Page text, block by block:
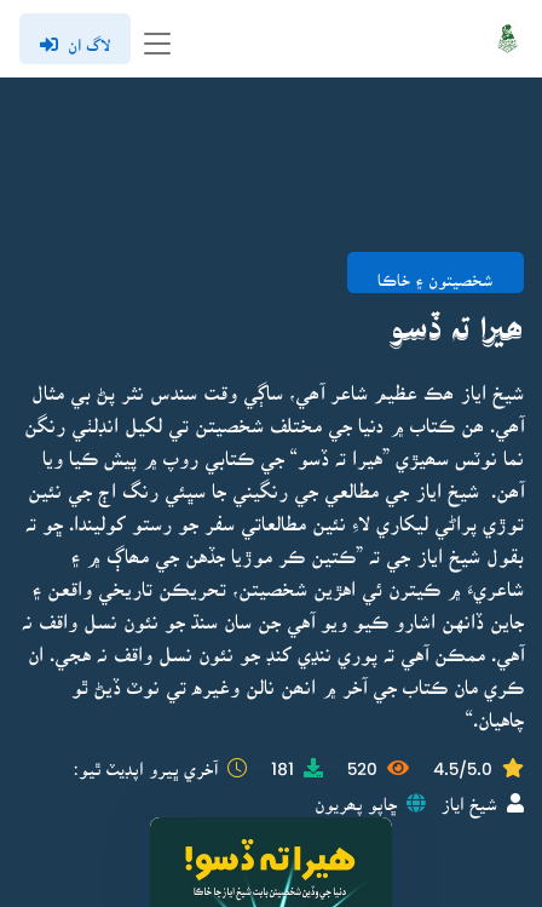
لاگ ان
شخصيتون ۽ خاڪا
ھيرا تہ ڏسو
شيخ اياز ھڪ عظيم شاعر آھي، ساڳي وقت سندس نثر پڻ بي مثال
آھي. ھن ڪتاب ۾ دنيا جي مختلف شخصيتن تي لکيل انڊلٺي رنگن
نما نوٽس سھيڙي ”هيرا تہ ڏسو“ جي ڪتابي روپ ۾ پيش ڪيا ويا
آھن. شيخ اياز جي مطالعي جي رنگيني جا سڀئي رنگ اڄ جي نئين
توڙي پراڻي ليکاري لاءِ نئين مطالعاتي سفر جو رستو کوليندا. ڇو تہ
بقول شيخ اياز جي تہ ”ڪتين ڪر موڙيا جڏهن جي مھاڳ ۾ ۽
شاعريءَ ۾ ڪيترن ئي اهڙين شخصيتن، تحريڪن تاريخي واقعن ۽
جاين ڏانهن اشارو ڪيو ويو آهي جن سان سنڌ جو نئون نسل واقف نہ
آهي. ممڪن آهي تہ پوري ننڍي کنڊ جو نئون نسل واقف نہ هجي. ان
ڪري مان ڪتاب جي آخر ۾ انھن نالن وغيره تي نوٽ ڏيڻ ٿو
چاهيان.“
4.5/5.0
520
181 آخري ڀيرو اپڊيٽ ٿيو:
شيخ اياز ڇاپو پھريون